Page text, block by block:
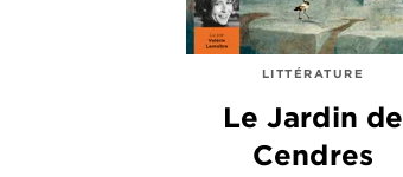
LITTÉRATURE
Le Jardin de
Cendres